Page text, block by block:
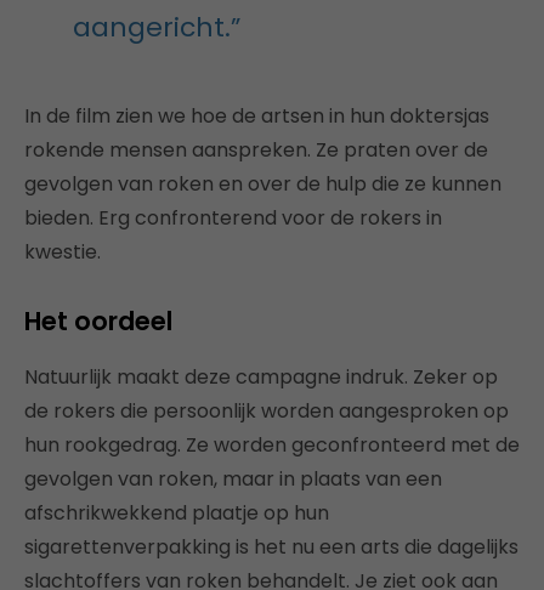
aangericht.”
In de film zien we hoe de artsen in hun doktersjas
rokende mensen aanspreken. Ze praten over de
gevolgen van roken en over de hulp die ze kunnen
bieden. Erg confronterend voor de rokers in
kwestie.
Het oordeel
Natuurlijk maakt deze campagne indruk. Zeker op
de rokers die persoonlijk worden aangesproken op
hun rookgedrag. Ze worden geconfronteerd met de
gevolgen van roken, maar in plaats van een
afschrikwekkend plaatje op hun
sigarettenverpakking is het nu een arts die dagelijks
slachtoffers van roken behandelt. Je ziet ook aan